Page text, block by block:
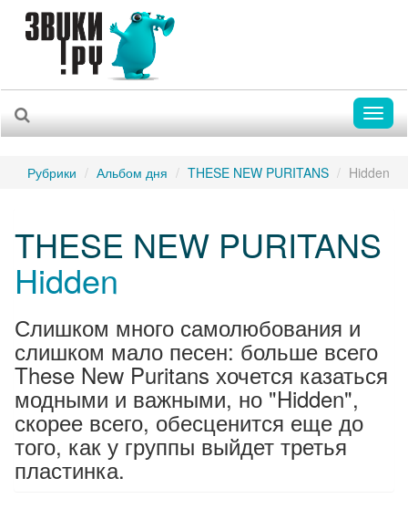
Рубрики Альбом дня THESE NEW PURITANS Hidden
THESE NEW PURITANS
Hidden
Слишком много самолюбования и
слишком мало песен: больше всего
These New Puritans хочется казаться
модными и важными, но "Hidden",
скорее всего, обесценится еще до
того, как у группы выйдет третья
пластинка.